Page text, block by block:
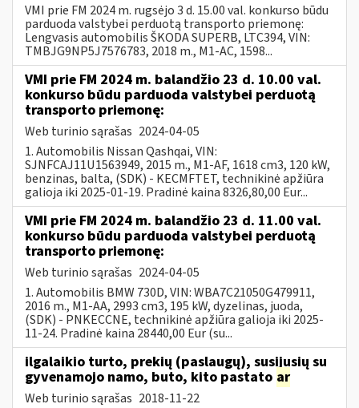
VMI prie FM 2024 m. rugsėjo 3 d. 15.00 val. konkurso būdu
parduoda valstybei perduotą transporto priemonę:
Lengvasis automobilis ŠKODA SUPERB, LTC394, VIN:
TMBJG9NP5J7576783, 2018 m., M1-AC, 1598...
VMI prie FM 2024 m. balandžio 23 d. 10.00 val.
konkurso būdu parduoda valstybei perduotą
transporto priemonę:
Web turinio sąrašas 2024-04-05
1. Automobilis Nissan Qashqai, VIN:
SJNFCAJ11U1563949, 2015 m., M1-AF, 1618 cm3, 120 kW,
benzinas, balta, (SDK) - KECMFTET, technikinė apžiūra
galioja iki 2025-01-19. Pradinė kaina 8326,80,00 Eur...
VMI prie FM 2024 m. balandžio 23 d. 11.00 val.
konkurso būdu parduoda valstybei perduotą
transporto priemonę:
Web turinio sąrašas 2024-04-05
1. Automobilis BMW 730D, VIN: WBA7C21050G479911,
2016 m., M1-AA, 2993 cm3, 195 kW, dyzelinas, juoda,
(SDK) - PNKECCNE, technikinė apžiūra galioja iki 2025-
11-24. Pradinė kaina 28440,00 Eur (su...
ilgalaikio turto, prekių (paslaugų), susijusių su
gyvenamojo namo, buto, kito pastato ar
Web turinio sąrašas 2018-11-22